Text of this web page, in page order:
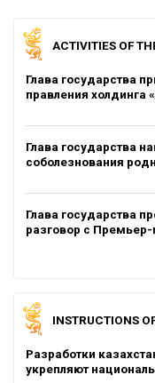
ACTIVITIES OF
Глава государства
правления холдинга
Глава государства
соболезнования
Глава государства
разговор с
INSTRUCTIONS
Разработки
укрепляют